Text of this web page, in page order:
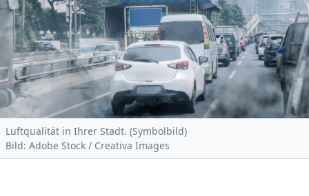
Luftqualität in Ihrer Stadt. (Symbolbild)
Bild: Adobe Stock / Creativa Images